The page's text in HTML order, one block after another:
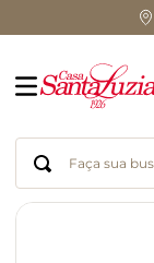
Faça sua busca